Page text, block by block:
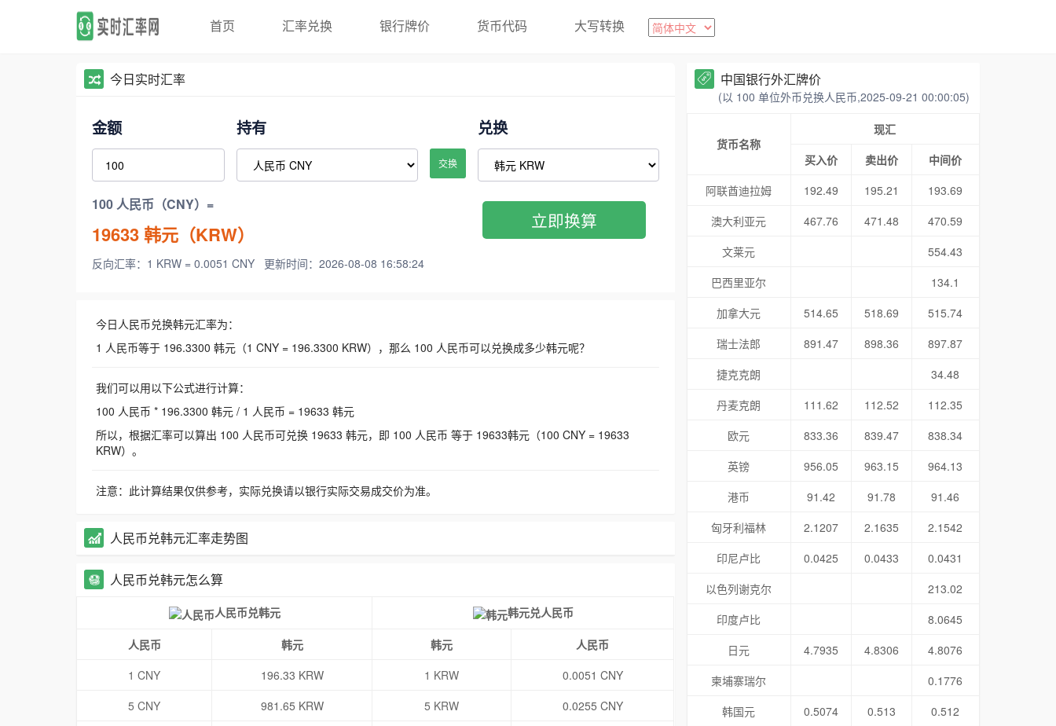
首页 汇率兑换 银行牌价 货币代码 大写转换
今日实时汇率
金额 持有
交换
兑换
100 人民币（CNY）=
19633韩元（KRW）
反向汇率：1 KRW = 0.0051 CNY 更新时间：2026-08-08 16:58:24
立即换算
今日人民币兑换韩元汇率为：
1 人民币等于 196.3300 韩元（1 CNY = 196.3300 KRW），那么 100 人民币可以兑换成多少韩元呢？
我们可以用以下公式进行计算：
100 人民币 * 196.3300 韩元 / 1 人民币 = 19633 韩元
所以，根据汇率可以算出 100 人民币可兑换 19633 韩元，即 100 人民币 等于 19633韩元（100 CNY = 19633
KRW）。
注意：此计算结果仅供参考，实际兑换请以银行实际交易成交价为准。
人民币兑韩元汇率走势图
人民币兑韩元怎么算
人民币兑韩元 韩元兑人民币
人民币 韩元 韩元
人民币
1 CNY
196.33 KRW 1 KRW
0.0051 CNY
5 CNY
981.65 KRW 5 KRW
0.0255 CNY
中国银行外汇牌价
(以 100 单位外币兑换人民币,2025-09-21 00:00:05)
货币名称
现汇
买入价
卖出价
中间价
阿联酋迪拉姆
192.49 195.21
193.69
澳大利亚元
467.76 471.48
470.59
文莱元
554.43
巴西里亚尔
134.1
加拿大元
514.65 518.69
515.74
瑞士法郎
891.47 898.36
897.87
捷克克朗
34.48
丹麦克朗
111.62 112.52
112.35
欧元
833.36 839.47
838.34
英镑
956.05 963.15
964.13
港币
91.42 91.78
91.46
匈牙利福林
2.1207 2.1635
2.1542
印尼卢比
0.0425 0.0433
0.0431
以色列谢克尔
213.02
印度卢比
8.0645
日元
4.7935 4.8306
4.8076
柬埔寨瑞尔
0.1776
韩国元
0.5074 0.513
0.512